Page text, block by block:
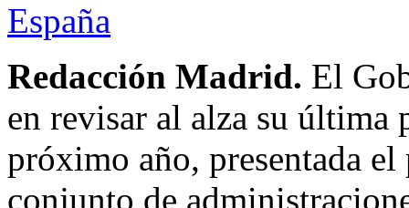
España
Redacción Madrid. El
en revisar al alza su
próximo año, presentada
conjunto de